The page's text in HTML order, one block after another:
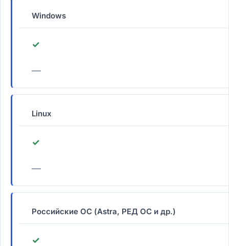
Windows
✓
—
Linux
✓
—
Российские ОС (Astra, РЕД ОС и др.)
✓